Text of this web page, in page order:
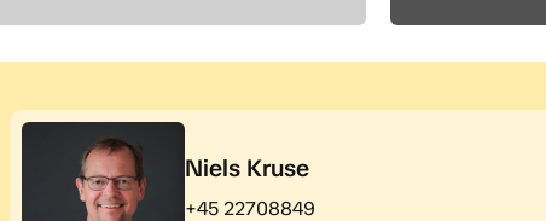
Niels Kruse
+45 22708849